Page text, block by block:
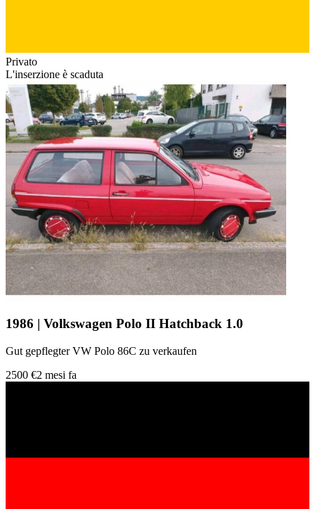
Privato
L'inserzione è scaduta
1986 | Volkswagen Polo II Hatchback 1.0
Gut gepflegter VW Polo 86C zu verkaufen
2500 €2 mesi fa